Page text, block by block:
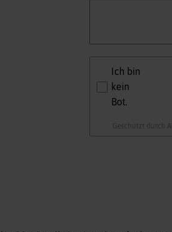
Ich bin
kein
Bot.
Geschützt durch